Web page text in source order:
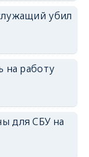
убил
на работу
для СБУ на